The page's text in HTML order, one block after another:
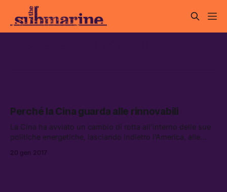
Perché la Cina guarda alle rinnovabili
La Cina ha avviato un cambio di rotta all’interno delle sue
politiche energetiche, lasciando indietro l’America, alle
20 gen 2017